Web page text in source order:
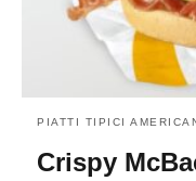
PIATTI TIPICI
Crispy